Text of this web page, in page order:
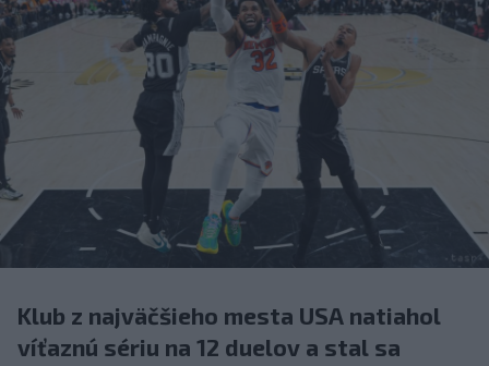
Klub z najväčšieho mesta USA natiahol
víťaznú sériu na 12 duelov a stal sa